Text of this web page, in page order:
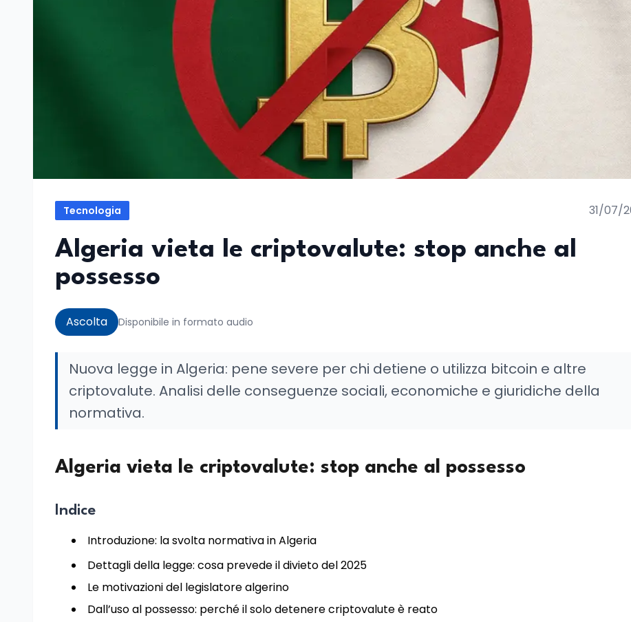
Tecnologia 31/07/
Algeria vieta le criptovalute: stop anche al
possesso
Ascolta Disponibile in formato audio
Nuova legge in Algeria: pene severe per chi detiene o utilizza bitcoin e altre
criptovalute. Analisi delle conseguenze sociali, economiche e giuridiche della
normativa.
Algeria vieta le criptovalute: stop anche al possesso
Indice
Introduzione: la svolta normativa in Algeria
Dettagli della legge: cosa prevede il divieto del 2025
Le motivazioni del legislatore algerino
Dall’uso al possesso: perché il solo detenere criptovalute è reato